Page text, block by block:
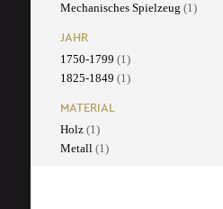
Mechanisches Spielzeug (1)
JAHR
1750-1799 (1)
1825-1849 (1)
MATERIAL
Holz (1)
Metall (1)